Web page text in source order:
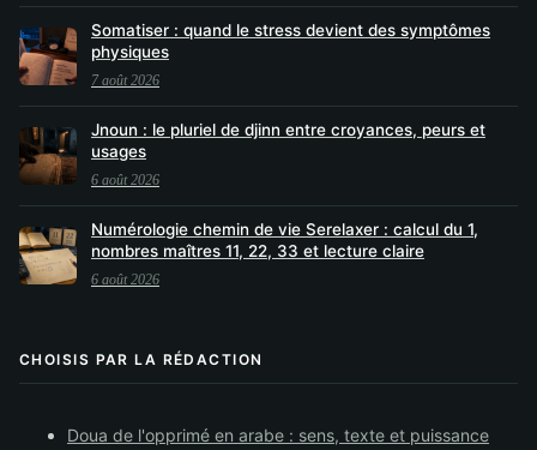
Somatiser : quand le stress devient des symptômes
physiques
7 août 2026
Jnoun : le pluriel de djinn entre croyances, peurs et
usages
6 août 2026
Numérologie chemin de vie Serelaxer : calcul du 1,
nombres maîtres 11, 22, 33 et lecture claire
6 août 2026
CHOISIS PAR LA RÉDACTION
Doua de l'opprimé en arabe : sens, texte et puissance